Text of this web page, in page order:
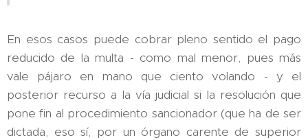
En esos casos puede cobrar pleno sentido el pago
reducido de la multa - como mal menor, pues más
vale pájaro en mano que ciento volando - y el
posterior recurso a la vía judicial si la resolución que
pone fin al procedimiento sancionador (que ha de ser
dictada, eso sí, por un órgano carente de superior